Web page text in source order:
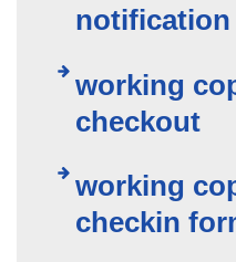
notification
working
checkout
working
checkin